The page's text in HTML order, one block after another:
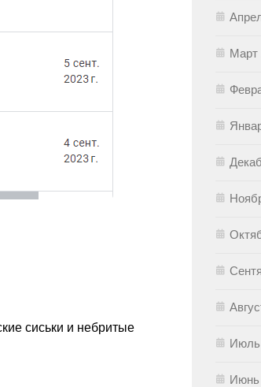
сиськи и небритые
Март
Июль
Июнь